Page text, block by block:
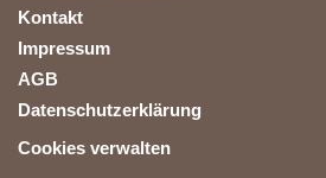
Kontakt
Impressum
AGB
Datenschutzerklärung
Cookies verwalten